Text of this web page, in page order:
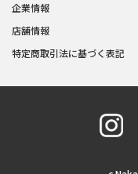
企業情報
店舗情報
特定商取引法に基づく表記